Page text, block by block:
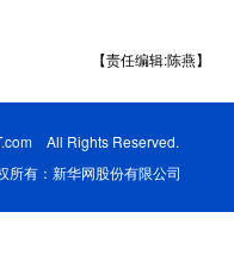
一带一路
【责任编辑:陈燕】
All Rights Reserved.
有：新华网股份有限公司